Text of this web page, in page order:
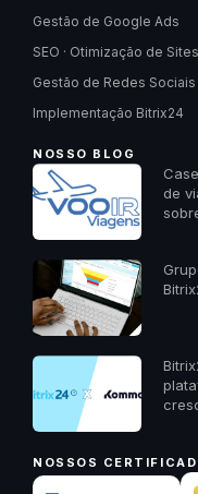
Gestão de Google Ads
SEO · Otimização de Sites
Gestão de Redes Sociais
Implementação Bitrix24
NOSSO BLOG
de
NOSSOS